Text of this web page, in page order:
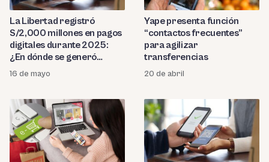
La Libertad registró
S/2,000 millones en pagos
digitales durante 2025:
¿En dónde se generó
mayor consumo?
16 de mayo
Yape presenta función
“contactos frecuentes”
para agilizar
transferencias
20 de abril